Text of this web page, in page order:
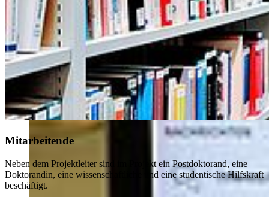
Mitarbeitende
Neben dem Projektleiter sind im Projekt ein Postdoktorand, eine
Doktorandin, eine wissenschaftliche und eine studentische Hilfskraft
beschäftigt.